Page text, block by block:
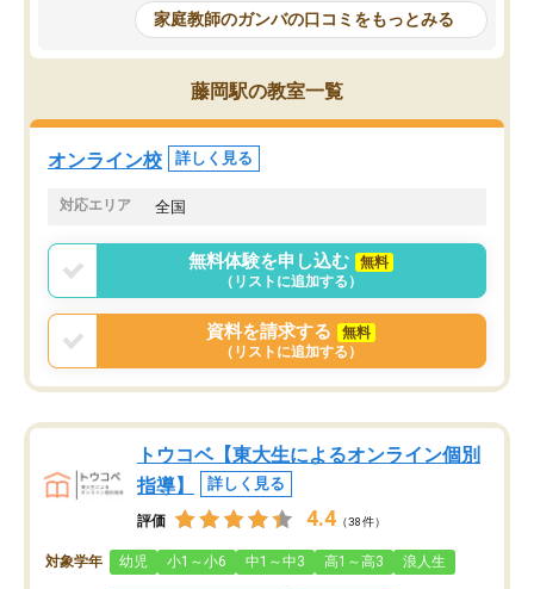
めて1年ほどだった今では平均点以上の
科目が増えてきました！あと1年受験ま
であるので無料の週末教室を使用しな
がら頑張って欲しいと思います！
問できるのでとても助か
家庭教師のガンバの口コミをもっとみる
藤岡駅の教室一覧
オンライン校 詳しく見る
対応エリア 全国
無料体験を申し込む
無料
（リストに追加する）
資料を請求する
無料
（リストに追加する）
トウコベ【東大生によるオンライン個別
指導】
詳しく見る
評価 4.4 （38件）
対象学年 幼児 小1～小6 中1～中3 高1～高3 浪人生